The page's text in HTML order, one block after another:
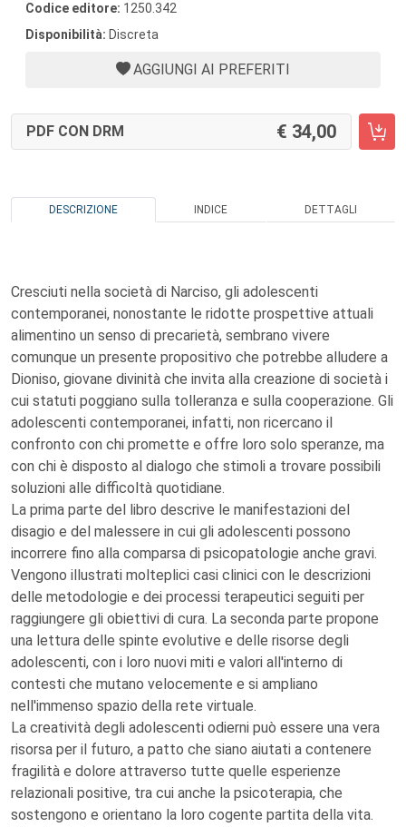
Codice editore: 1250.342
Disponibilità: Discreta
AGGIUNGI AI PREFERITI
PDF CON DRM 34,00
DESCRIZIONE INDICE DETTAGLI
Cresciuti nella società di Narciso, gli adolescenti
contemporanei, nonostante le ridotte prospettive attuali
alimentino un senso di precarietà, sembrano vivere
comunque un presente propositivo che potrebbe alludere a
Dioniso, giovane divinità che invita alla creazione di società i
cui statuti poggiano sulla tolleranza e sulla cooperazione. Gli
adolescenti contemporanei, infatti, non ricercano il
confronto con chi promette e offre loro solo speranze, ma
con chi è disposto al dialogo che stimoli a trovare possibili
soluzioni alle difficoltà quotidiane.
La prima parte del libro descrive le manifestazioni del
disagio e del malessere in cui gli adolescenti possono
incorrere fino alla comparsa di psicopatologie anche gravi.
Vengono illustrati molteplici casi clinici con le descrizioni
delle metodologie e dei processi terapeutici seguiti per
raggiungere gli obiettivi di cura. La seconda parte propone
una lettura delle spinte evolutive e delle risorse degli
adolescenti, con i loro nuovi miti e valori all'interno di
contesti che mutano velocemente e si ampliano
nell'immenso spazio della rete virtuale.
La creatività degli adolescenti odierni può essere una vera
risorsa per il futuro, a patto che siano aiutati a contenere
fragilità e dolore attraverso tutte quelle esperienze
relazionali positive, tra cui anche la psicoterapia, che
sostengono e orientano la loro cogente partita della vita.